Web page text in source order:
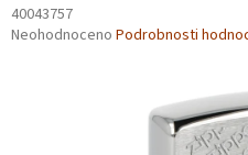
40043757
Průměrné
Neohodnoceno Podrobnosti